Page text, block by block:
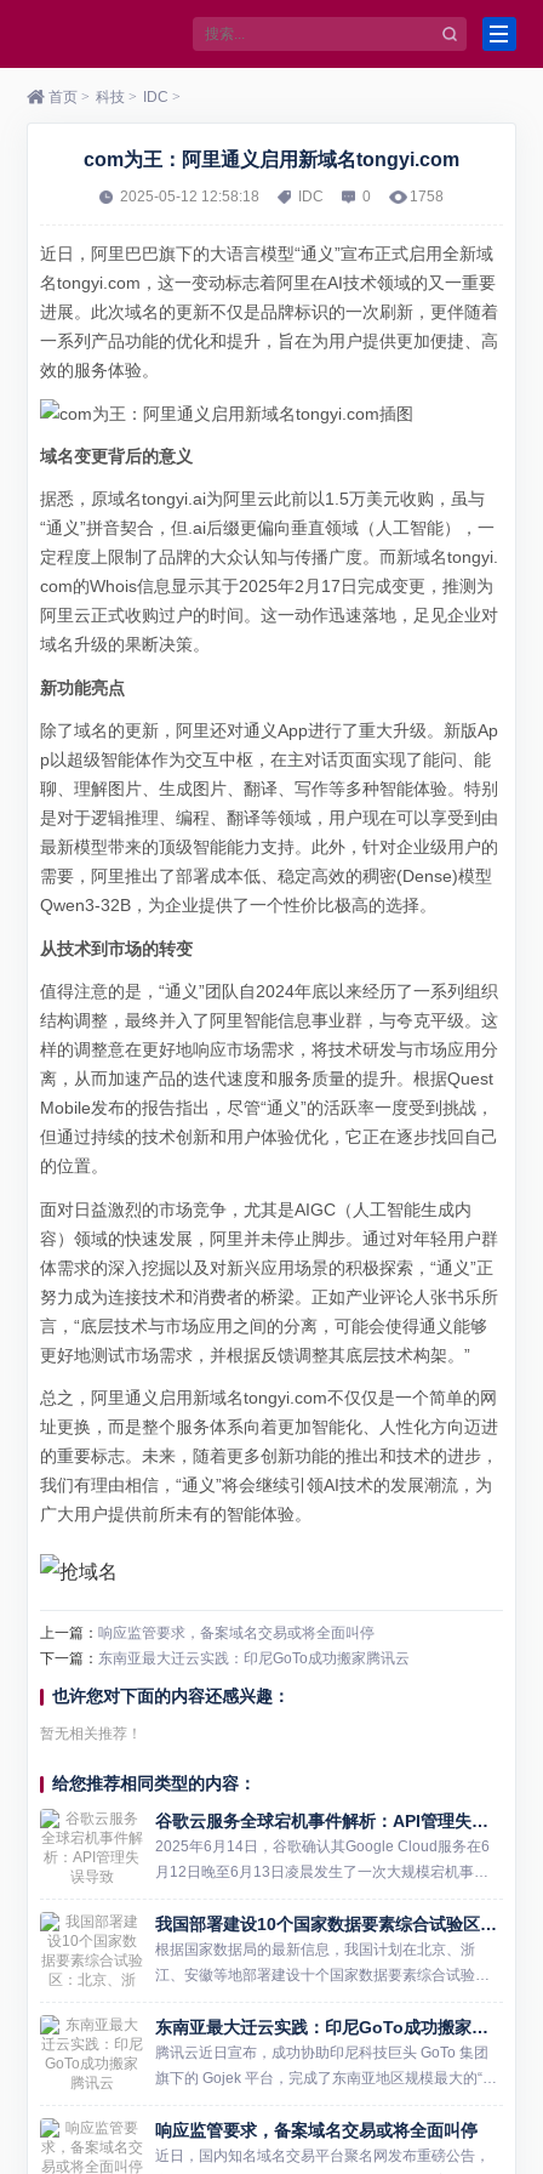
首页 > 科技 > IDC >
com为王：阿里通义启用新域名tongyi.com
2025-05-12 12:58:18 IDC 0 1758
近日，阿里巴巴旗下的大语言模型“通义”宣布正式启用全新域
名tongyi.com，这一变动标志着阿里在AI技术领域的又一重要
进展。此次域名的更新不仅是品牌标识的一次刷新，更伴随着
一系列产品功能的优化和提升，旨在为用户提供更加便捷、高
效的服务体验。
域名变更背后的意义
据悉，原域名tongyi.ai为阿里云此前以1.5万美元收购，虽与
“通义”拼音契合，但.ai后缀更偏向垂直领域（人工智能），一
定程度上限制了品牌的大众认知与传播广度。而新域名tongyi.
com的Whois信息显示其于2025年2月17日完成变更，推测为
阿里云正式收购过户的时间。这一动作迅速落地，足见企业对
域名升级的果断决策。
新功能亮点
除了域名的更新，阿里还对通义App进行了重大升级。新版Ap
p以超级智能体作为交互中枢，在主对话页面实现了能问、能
聊、理解图片、生成图片、翻译、写作等多种智能体验。特别
是对于逻辑推理、编程、翻译等领域，用户现在可以享受到由
最新模型带来的顶级智能能力支持。此外，针对企业级用户的
需要，阿里推出了部署成本低、稳定高效的稠密(Dense)模型
Qwen3-32B，为企业提供了一个性价比极高的选择。
从技术到市场的转变
值得注意的是，“通义”团队自2024年底以来经历了一系列组织
结构调整，最终并入了阿里智能信息事业群，与夸克平级。这
样的调整意在更好地响应市场需求，将技术研发与市场应用分
离，从而加速产品的迭代速度和服务质量的提升。根据Quest
Mobile发布的报告指出，尽管“通义”的活跃率一度受到挑战，
但通过持续的技术创新和用户体验优化，它正在逐步找回自己
的位置。
面对日益激烈的市场竞争，尤其是AIGC（人工智能生成内
容）领域的快速发展，阿里并未停止脚步。通过对年轻用户群
体需求的深入挖掘以及对新兴应用场景的积极探索，“通义”正
努力成为连接技术和消费者的桥梁。正如产业评论人张书乐所
言，“底层技术与市场应用之间的分离，可能会使得通义能够
更好地测试市场需求，并根据反馈调整其底层技术构架。”
总之，阿里通义启用新域名tongyi.com不仅仅是一个简单的网
址更换，而是整个服务体系向着更加智能化、人性化方向迈进
的重要标志。未来，随着更多创新功能的推出和技术的进步，
我们有理由相信，“通义”将会继续引领AI技术的发展潮流，为
广大用户提供前所未有的智能体验。
上一篇：响应监管要求，备案域名交易或将全面叫停
下一篇： 东南亚最大迁云实践：印尼GoTo成功搬家腾讯云
也许您对下面的内容还感兴趣：
暂无相关推荐！
给您推荐相同类型的内容：
谷歌云服务全球宕机事件解析：API管理失误导致
2025年6月14日，谷歌确认其Google Cloud服务在6
月12日晚至6月13日凌晨发生了一次大规模宕机事
件，持续时间超过三小时。此次故障影响了全球数百
万用户，并波及多个依赖Google Cloud...
我国部署建设10个国家数据要素综合试验区：北京、浙江、安徽等
根据国家数据局的最新信息，我国计划在北京、浙
江、安徽等地部署建设十个国家数据要素综合试验
区。这一举措旨在支持各地在培育经营主体、繁荣壮
大数据市场等方面进行先行先试，从而全面释放实体
经济与数字经济融合的效能...
东南亚最大迁云实践：印尼GoTo成功搬家腾讯云
腾讯云近日宣布，成功协助印尼科技巨头 GoTo 集团
旗下的 Gojek 平台，完成了东南亚地区规模最大的“迁
云”项目。这次迁移涉及 Gojek 平台超过千余个微服务
系统，最终在 4 小时 54 分钟内实现...
响应监管要求，备案域名交易或将全面叫停
近日，国内知名域名交易平台聚名网发布重磅公告，